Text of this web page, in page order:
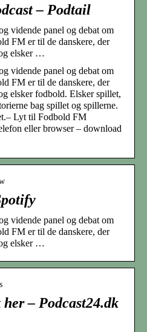
– Podtail
vidende panel og debat om
FM er til de danskere, der
elsker …
vidende panel og debat om
FM er til de danskere, der
elsker fodbold. Elsker spillet,
bag spillet og spillerne.
Lyt til Fodbold FM
eller browser – download
vidende panel og debat om
FM er til de danskere, der
elsker …
– Podcast24.dk